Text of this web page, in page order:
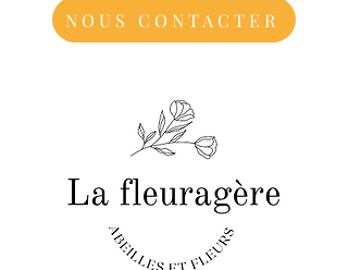
NOUS CONTACTER